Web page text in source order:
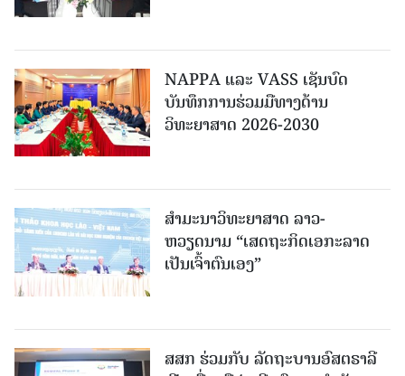
NAPPA ແລະ VASS ເຊັນບົດ
ບັນທຶກການຮ່ວມມືທາງດ້ານ
ວິທະຍາສາດ 2026-2030
ສຳມະນາວິທະຍາສາດ ລາວ-
ຫວຽດນາມ “ເສດຖະກິດເອກະລາດ
ເປັນເຈົ້າຕົນເອງ”
ສສກ ຮ່ວມກັບ ລັດຖະບານອົສຕຣາລີ